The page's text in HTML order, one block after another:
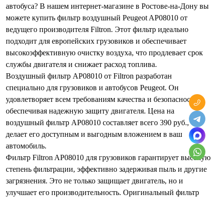
автобуса? В нашем интернет-магазине в Ростове-на-Дону вы
можете купить фильтр воздушный Peugeot AP08010 от
ведущего производителя Filtron. Этот фильтр идеально
подходит для европейских грузовиков и обеспечивает
высокоэффективную очистку воздуха, что продлевает срок
службы двигателя и снижает расход топлива.
Воздушный фильтр AP08010 от Filtron разработан
специально для грузовиков и автобусов Peugeot. Он
удовлетворяет всем требованиям качества и безопасности,
обеспечивая надежную защиту двигателя. Цена на
воздушный фильтр AP08010 составляет всего 390 руб., что
делает его доступным и выгодным вложением в ваш
автомобиль.
Фильтр Filtron AP08010 для грузовиков гарантирует высокую
степень фильтрации, эффективно задерживая пыль и другие
загрязнения. Это не только защищает двигатель, но и
улучшает его производительность. Оригинальный фильтр